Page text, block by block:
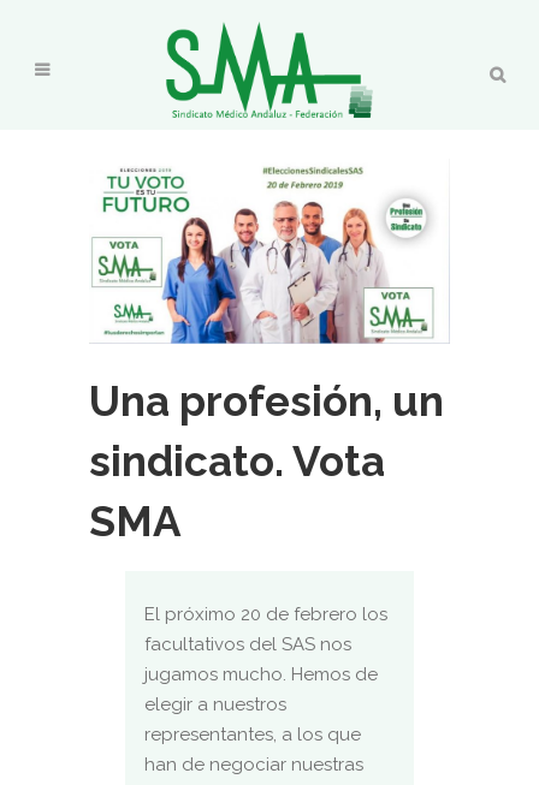
Una profesión, un
sindicato. Vota
SMA
El próximo 20 de febrero los
facultativos del SAS nos
jugamos mucho. Hemos de
elegir a nuestros
representantes, a los que
han de negociar nuestras